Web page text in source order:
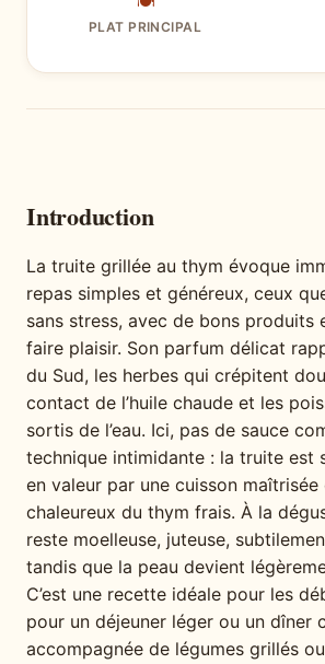
PLAT PRINCIPAL
Introduction
La truite grillée au thym évoque
repas simples et généreux, ceux
sans stress, avec de bons produits
faire plaisir. Son parfum délicat
du Sud, les herbes qui crépitent
contact de l’huile chaude et les
sortis de l’eau. Ici, pas de sauce
technique intimidante : la truite est
en valeur par une cuisson
chaleureux du thym frais. À la
reste moelleuse, juteuse,
tandis que la peau devient
C’est une recette idéale pour les
pour un déjeuner léger ou un dîner
accompagnée de légumes grillés ou